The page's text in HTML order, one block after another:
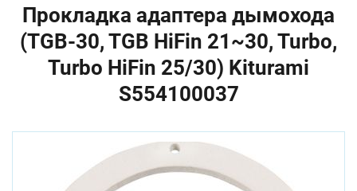
Прокладка адаптера дымохода
(TGB-30, TGB HiFin 21~30, Turbo,
Turbo HiFin 25/30) Kiturami
S554100037